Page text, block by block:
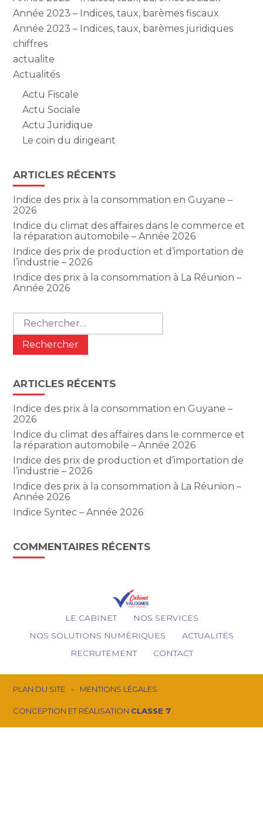
Année 2023 – Indices, taux, barèmes fiscaux
Année 2023 – Indices, taux, barèmes juridiques
chiffres
actualite
Actualités
Actu Fiscale
Actu Sociale
Actu Juridique
Le coin du dirigeant
ARTICLES RÉCENTS
Indice des prix à la consommation en Guyane –
2026
Indice du climat des affaires dans le commerce et
la réparation automobile – Année 2026
Indice des prix de production et d’importation de
l’industrie – 2026
Indice des prix à la consommation à La Réunion –
Année 2026
Rechercher :
ARTICLES RÉCENTS
Indice des prix à la consommation en Guyane –
2026
Indice du climat des affaires dans le commerce et
la réparation automobile – Année 2026
Indice des prix de production et d’importation de
l’industrie – 2026
Indice des prix à la consommation à La Réunion –
Année 2026
Indice Syntec – Année 2026
COMMENTAIRES RÉCENTS
LE CABINET
NOS SERVICES
NOS SOLUTIONS NUMÉRIQUES
ACTUALITÉS
RECRUTEMENT
CONTACT
Footer
PLAN DU SITE MENTIONS LÉGALES
CONCEPTION ET RÉALISATION CLASSE 7